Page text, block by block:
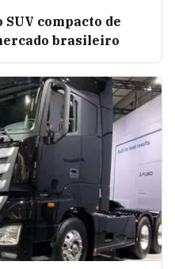
compacto de
brasileiro